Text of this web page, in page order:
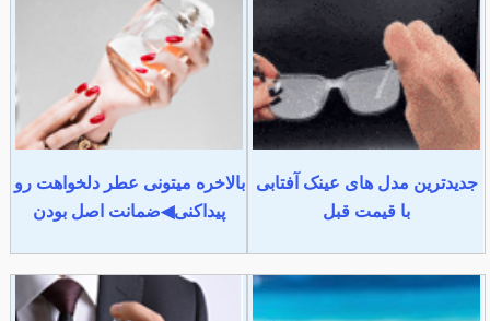
جدیدترین مدل های عینک آفتابی
با قیمت قبل
بالاخره میتونی عطر دلخواهت رو
پیداکنی◀ضمانت اصل بودن